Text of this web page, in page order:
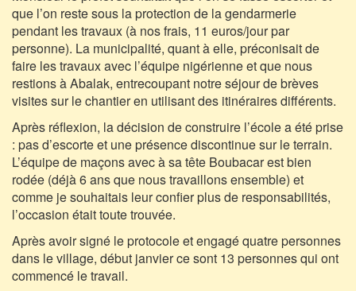
que l’on reste sous la protection de la gendarmerie
pendant les travaux (à nos frais, 11 euros/jour par
personne). La municipalité, quant à elle, préconisait de
faire les travaux avec l’équipe nigérienne et que nous
restions à Abalak, entrecoupant notre séjour de brèves
visites sur le chantier en utilisant des itinéraires différents.
Après réflexion, la décision de construire l’école a été prise
: pas d’escorte et une présence discontinue sur le terrain.
L’équipe de maçons avec à sa tête Boubacar est bien
rodée (déjà 6 ans que nous travaillons ensemble) et
comme je souhaitais leur confier plus de responsabilités,
l’occasion était toute trouvée.
Après avoir signé le protocole et engagé quatre personnes
dans le village, début janvier ce sont 13 personnes qui ont
commencé le travail.